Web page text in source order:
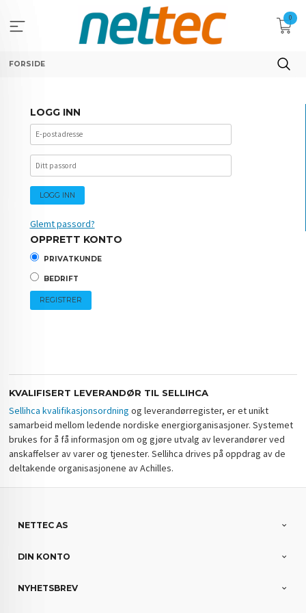
innholdet
0
FORSIDE
LOGG INN
Glemt passord?
OPPRETT KONTO
PRIVATKUNDE
BEDRIFT
KVALIFISERT LEVERANDØR TIL SELLIHCA
Sellihca kvalifikasjonsordning og leverandørregister, er et unikt
samarbeid mellom ledende nordiske energiorganisasjoner. Systemet
brukes for å få informasjon om og gjøre utvalg av leverandører ved
anskaffelser av varer og tjenester. Sellihca drives på oppdrag av de
deltakende organisasjonene av Achilles.
NETTEC AS
DIN KONTO
NYHETSBREV